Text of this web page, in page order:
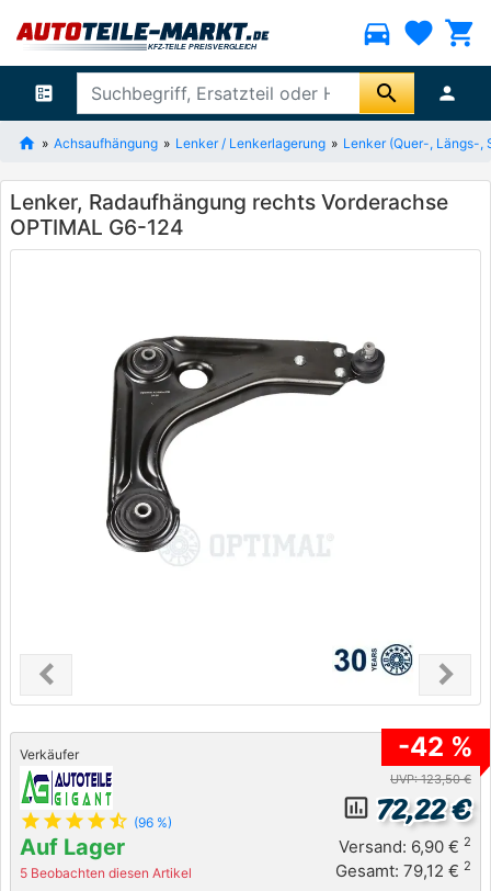
directions_car favorite shopping_cart
ballot search person
Achsaufhängung Lenker / Lenkerlagerung Lenker (Quer-, Längs-,
Lenker, Radaufhängung rechts Vorderachse
OPTIMAL G6-124
chevron_leftPrevious chevron_right
Next
Verkäufer
star star star star star_half (96 %)
Auf Lager
5 Beobachten diesen Artikel
-42 %
UVP: 123,50 €
insert_chart_outlined 72,22 €
Versand: 6,90 € 2
Gesamt: 79,12 € 2